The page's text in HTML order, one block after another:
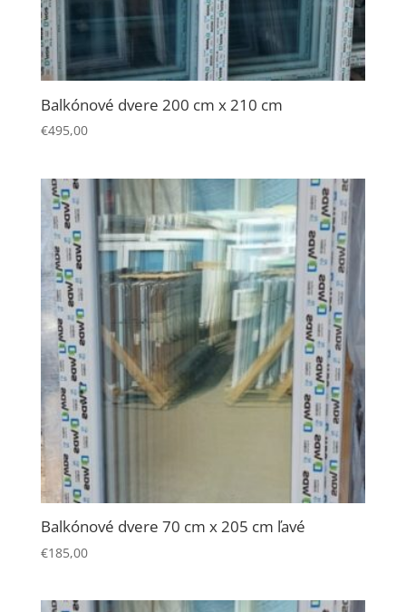
Balkónové dvere 200 cm x 210 cm
€495,00
Balkónové dvere 70 cm x 205 cm ľavé
€185,00